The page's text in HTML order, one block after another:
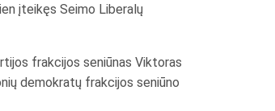
įteikęs Seimo Liberalų
frakcijos seniūnas Viktoras
demokratų frakcijos seniūno